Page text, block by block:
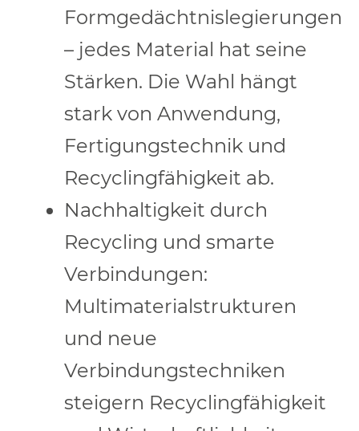
Formgedächtnislegierungen
– jedes Material hat seine
Stärken. Die Wahl hängt
stark von Anwendung,
Fertigungstechnik und
Recyclingfähigkeit ab.
Nachhaltigkeit durch
Recycling und smarte
Verbindungen:
Multimaterialstrukturen
und neue
Verbindungstechniken
steigern Recyclingfähigkeit